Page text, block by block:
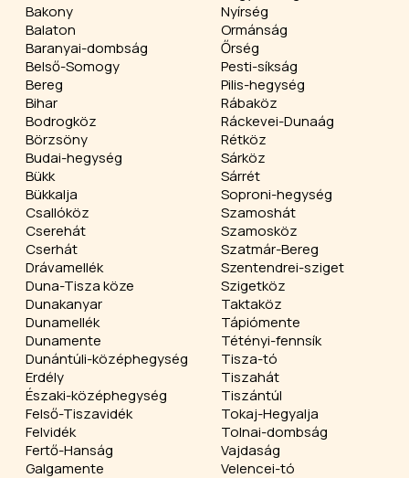
Bakony
Balaton
Baranyai-dombság
Belső-Somogy
Bereg
Bihar
Bodrogköz
Börzsöny
Budai-hegység
Bükk
Bükkalja
Csallóköz
Cserehát
Cserhát
Drávamellék
Duna-Tisza köze
Dunakanyar
Dunamellék
Dunamente
Dunántúli-középhegység
Erdély
Északi-középhegység
Felső-Tiszavidék
Felvidék
Fertő-Hanság
Galgamente
Nyírség
Ormánság
Őrség
Pesti-síkság
Pilis-hegység
Rábaköz
Ráckevei-Dunaág
Rétköz
Sárköz
Sárrét
Soproni-hegység
Szamoshát
Szamosköz
Szatmár-Bereg
Szentendrei-sziget
Szigetköz
Taktaköz
Tápiómente
Tétényi-fennsík
Tisza-tó
Tiszahát
Tiszántúl
Tokaj-Hegyalja
Tolnai-dombság
Vajdaság
Velencei-tó